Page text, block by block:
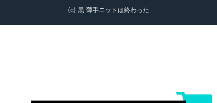
(c) 黒 薄手ニットは終わった